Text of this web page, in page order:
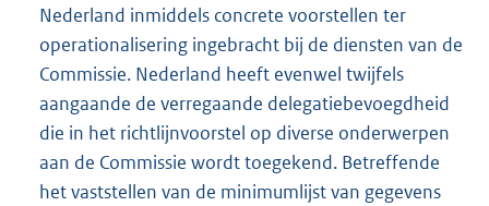
Nederland inmiddels concrete voorstellen ter
operationalisering ingebracht bij de diensten van de
Commissie. Nederland heeft evenwel twijfels
aangaande de verregaande delegatiebevoegdheid
die in het richtlijnvoorstel op diverse onderwerpen
aan de Commissie wordt toegekend. Betreffende
het vaststellen van de minimumlijst van gegevens